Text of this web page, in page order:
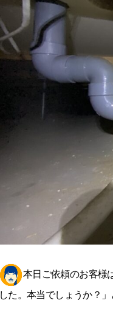
本日ご依頼のお客様
した。本当でしょうか？